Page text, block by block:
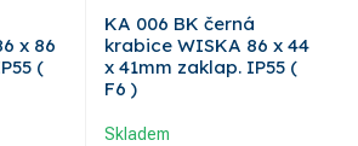
x 86
(
KA 006 BK černá
krabice WISKA 86 x 44
x 41mm zaklap. IP55 (
F6 )
Skladem